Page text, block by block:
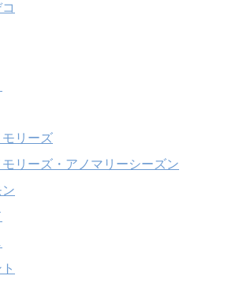
リーズ
リーズ・アノマリーシーズン